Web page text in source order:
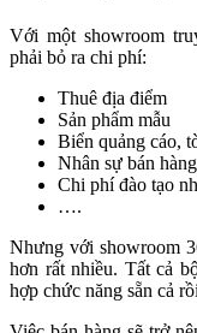
Với một showroom
phải bỏ ra chi phí:
Thuê địa điểm
Sản phẩm mẫu
Biển quảng cáo,
Nhân sự bán
Chi phí đào tạo
….
Nhưng với showroom
hơn rất nhiều. Tất cả
hợp chức năng sẵn cả